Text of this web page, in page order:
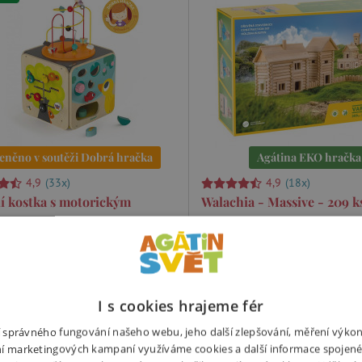
v soutěži Dobrá hračka
4,9 (33x)
kostka s motorickým
dřevěná multifunkční
roku. Vrchní část kostky s
lze vyndat a vložit dovnitř.
Kč
Agátina EKO hračka
4,9 (18x)
Walachia - Massive - 209
Zabavte se celá rodina s touto
kreativní stavebnicí z masivního
dřeva! V balení naleznete
složí děti minimálně 37 typů
srubů či hradů. Záleží pouze na
fantazii. Jednotlivé díly mají
1 749 Kč
I s cookies hrajeme fér
správného fungování našeho webu, jeho další zlepšování, měření
marketingových kampaní využíváme cookies a další informace